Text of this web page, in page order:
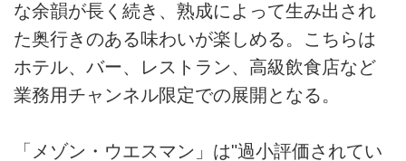
な余韻が長く続き、熟成によって生み出され
た奥行きのある味わいが楽しめる。こちらは
ホテル、バー、レストラン、高級飲食店など
業務用チャンネル限定での展開となる。
「メゾン・ウエスマン」は"過小評価されてい